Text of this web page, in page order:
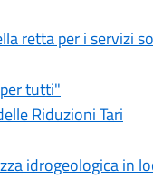
retta per i servizi
tutti"
Riduzioni Tari
idrogeologica in